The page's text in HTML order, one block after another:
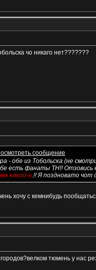
чо никаго нет???????
- обе из Тобольска (не
есть фанаты ТН!!
какой-н.!! Я поздновато чот
хочу с кемнибудь
тюмень у нас